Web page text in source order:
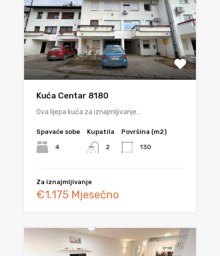
Kuća Centar 8180
Ova lijepa kuća za iznajmljivanje…
Spavaće sobe
4
Kupatila
2
Površina (m2)
130
Za iznajmljivanje
€1.175 Mjesečno